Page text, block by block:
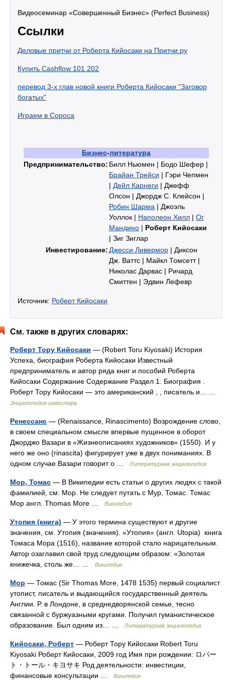
Видеосеминар «Совершенный Бизнес» (Perfect Business)
Ссылки
Деловые притчи от Роберта Кийосаки на Притчи.ру
Купить Cashflow 101 202
перевод 3-х глав новой книги Роберта Кийосаки "Заговор
богатых"
Играем в Сороса
Бизнес-литература
Предпринимательство: Билл Ньюмен | Бодо Шефер |
Брайан Трейси | Гэри Чепмен
| Дейл Карнеги | Джефф
Олсон | Джордж С. Клейсон |
Робин Шарма | Джоэль
Уоллок | Наполеон Хилл | Ог
Мандино | Роберт Кийосаки
| Зиг Зиглар
Инвестирование: Джесси Ливермор | Диксон
Дж. Ваттс | Майкл Томсетт |
Николас Дарвас | Ричард
Смиттен | Эдвин Лефевр
Источник: Роберт Кийосаки
См. также в других словарях:
Роберт Тору Кийосаки — (Robert Toru Kiyosaki) История
Успеха, биография Роберта Кийосаки Известный
предприниматель и автор ряда книг и пособий Роберта
Кийосаки Содержание Содержание Раздел 1. Биография .
Роберт Тору Кийосаки — это американский , , писатель и… …
Энциклопедия инвестора
Ренессанс — (Renaissance, Rinascimento) Возрождение слово,
в своем специальном смысле впервые пущенное в оборот
Джорджо Вазари в «Жизнеописаниях художников» (1550). И у
него же оно (rinascita) фигурирует уже в двух пониманиях. В
одном случае Вазари говорит о …
Литературная энциклопедия
Мор, Томас — В Википедии есть статьи о других людях с такой
фамилией, см. Мор. Не следует путать с Мур, Томас. Томас
Мор англ. Thomas More …
Википедия
Утопия (книга) — У этого термина существуют и другие
значения, см. Утопия (значения). «Утопия» (англ. Utopia) книга
Томаса Мора (1516), название которой стало нарицательным.
Автор озаглавил свой труд следующим образом: «Золотая
книжечка, столь же… …
Википедия
Мор — Томас (Sir Thomas More, 1478 1535) первый социалист
утопист, писатель и выдающийся государственный деятель
Англии. Р. в Лондоне, в среднедворянской семье, тесно
связанной с буржуазными кругами. Получил гуманистическое
образование. Был одним из… …
Литературная энциклопедия
Кийосаки, Роберт — Роберт Тору Кийосаки Robert Toru
Kiyosaki Роберт Кийосаки, 2009 год Имя при рождении: ロバー
ト・トール・キヨサキ Род деятельности: инвестиции,
финансовые консультации …
Википедия